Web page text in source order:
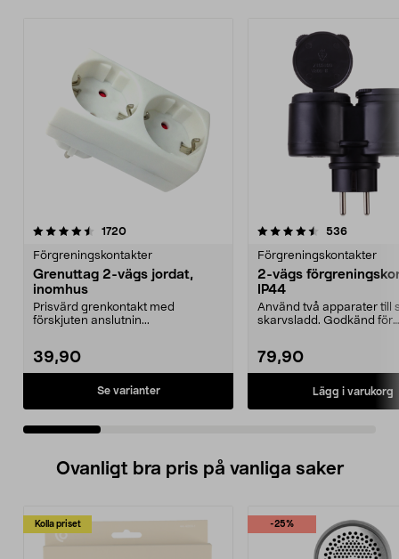
1720recensioner
Förgreningskontakter
Grenuttag 2-vägs jordat,
inomhus
Prisvärd grenkontakt med
förskjuten anslutnin...
39,90
Se varianter
4.5 av 5 stjärnor 536
Förgreningskontakter
2-vägs
IP44
Använd två apparater till
skarvsladd. Godkänd för
79,90
Lägg i varukorg
4.5 av 5 stjärnor
Ovanligt bra pris på vanliga saker
Kolla priset -25%